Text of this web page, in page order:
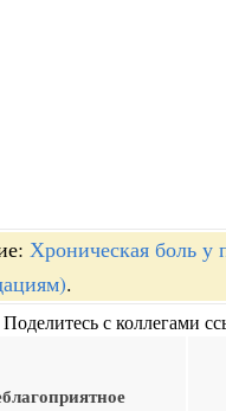
Хроническая боль у
.
Поделитесь с коллегами